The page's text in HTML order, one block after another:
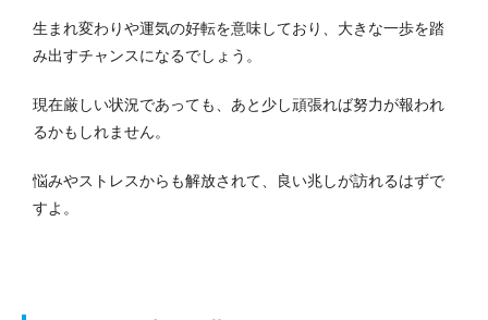
生まれ変わりや運気の好転を意味しており、大きな一歩を踏
み出すチャンスになるでしょう。
現在厳しい状況であっても、あと少し頑張れば努力が報われ
るかもしれません。
悩みやストレスからも解放されて、良い兆しが訪れるはずで
すよ。